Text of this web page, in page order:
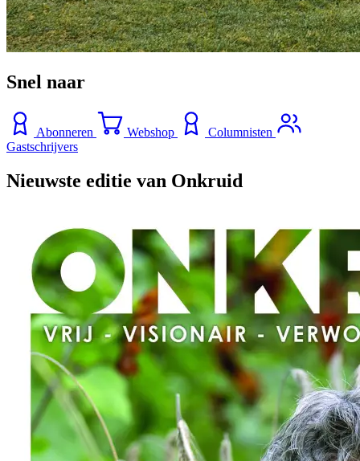
Snel naar
Abonneren Webshop
Columnisten
Gastschrijvers
Nieuwste editie van Onkruid